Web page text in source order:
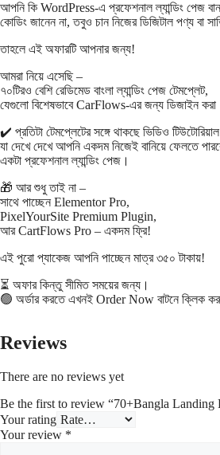
আপনি কি WordPress-এ প্রফেশনাল ল্যান্ডিং পেজ
কোডিং জানেন না, তবুও চান নিজের ডিজিটাল পণ্য বা
তাহলে এই অফারটি আপনার জন্য!
আমরা নিয়ে এসেছি –
৭০টিরও বেশি রেডিমেড বাংলা ল্যান্ডিং পেজ টেমপ্লেট,
যেগুলো বিশেষভাবে CarFlows-এর জন্য ডিজাইন
✔️ প্রতিটা টেমপ্লেটের সঙ্গে থাকছে ভিডিও
যা দেখে দেখে আপনি একদম নিজেই বানিয়ে ফেলতে
একটা প্রফেশনাল ল্যান্ডিং পেজ।
🎁 আর শুধু তাই না –
সাথে পাচ্ছেন Elementor Pro,
PixelYourSite Premium Plugin,
আর CartFlows Pro – একদম ফ্রি!
এই পুরো প্যাকেজ আপনি পাচ্ছেন মাত্র ৩৫০ টাকায়!
⏳ অফার কিন্তু সীমিত সময়ের জন্য।
🟢 অর্ডার করতে এখনই Order Now বাটনে ক্লিক
Reviews
There are no reviews yet
Be the first to review “70+Bangla Landing
Your rating
Your review *